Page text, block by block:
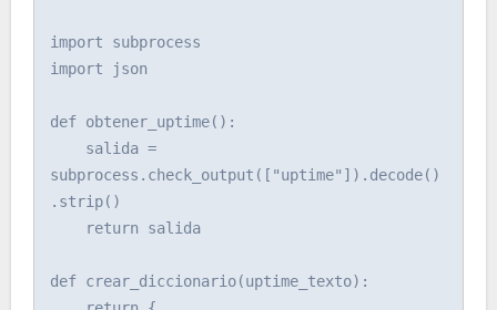
import subprocess
import json
def obtener_uptime():
subprocess.check_output(["uptime"]).decode()
.strip()
def crear_diccionario(uptime_texto):